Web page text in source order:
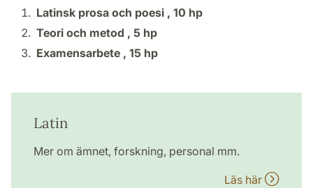
Latinsk prosa och poesi , 10 hp
Teori och metod , 5 hp
Examensarbete , 15 hp
Latin
Mer om ämnet, forskning, personal mm.
Läs här